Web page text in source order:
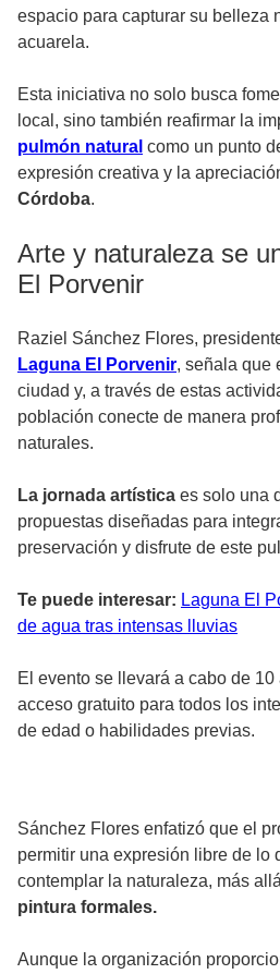
espacio para capturar su belleza
acuarela.
Esta iniciativa no solo busca
local, sino también reafirmar la
pulmón natural como un punto
expresión creativa y la
Córdoba.
Arte y naturaleza se
El Porvenir
Raziel Sánchez Flores,
Laguna El Porvenir, señala que
ciudad y, a través de estas
población conecte de manera
naturales.
La jornada artística es solo una
propuestas diseñadas para
preservación y disfrute de este
Te puede interesar: Laguna El
de agua tras intensas lluvias
El evento se llevará a cabo de
acceso gratuito para todos los
de edad o habilidades previas.
Sánchez Flores enfatizó que el
permitir una expresión libre de lo
contemplar la naturaleza, más
pintura formales.
Aunque la organización